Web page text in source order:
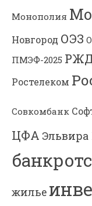
Монополия
Новгород ОЭЗ
ПМЭФ-2025
Ростелеком
Совкомбанк
ЦФА
жилье